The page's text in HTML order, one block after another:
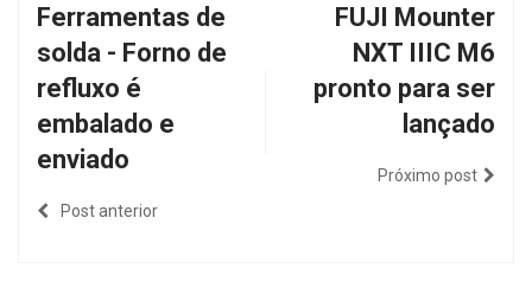
Ferramentas de
solda - Forno de
refluxo é
embalado e
enviado
Post anterior
FUJI Mounter
NXT IIIC M6
pronto para ser
lançado
Próximo post